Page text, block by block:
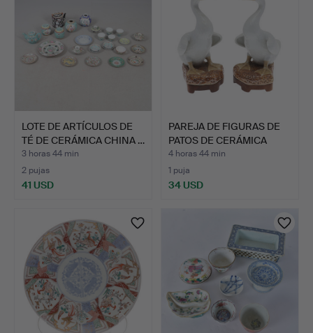
LOTE DE ARTÍCULOS DE
TÉ DE CERÁMICA CHINA …
3 horas 44 min
2 pujas
41 USD
PAREJA DE FIGURAS DE
PATOS DE CERÁMICA
CHI…
4 horas 44 min
1 puja
34 USD